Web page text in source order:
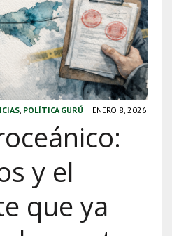
, POLÍTICA GURÚ ENERO 8, 2026
y el
que ya